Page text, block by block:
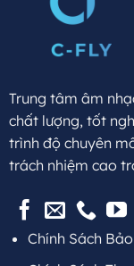
Trung tâm âm
chất lượng, tốt
trình độ chuyên
trách nhiệm cao
Chính Sách